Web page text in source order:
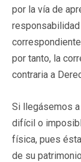
por la vía de
por tanto, la
contraria a
Si llegásemos
difícil o
física, pues
de su